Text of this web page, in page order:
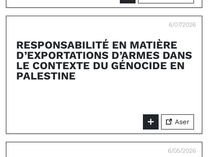
6/07/2026
RESPONSABILITÉ EN MATIÈRE
D’EXPORTATIONS D’ARMES DANS
LE CONTEXTE DU GÉNOCIDE EN
PALESTINE
Aser
6/05/2026